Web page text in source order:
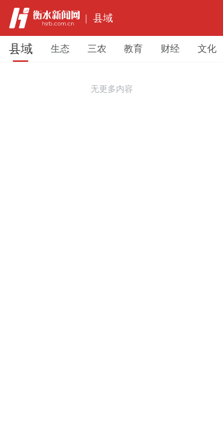
| 县域
县域 生态 三农 教育 财经 文化
无更多内容